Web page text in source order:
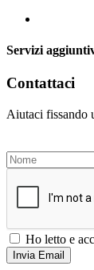
Servizi
Contattaci
Aiutaci fissando
Ho letto e